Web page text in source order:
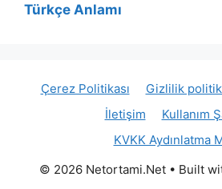
Türkçe Anlamı
Çerez Politikası Gizlilik
İletişim
Kullanım
KVKK Aydınlatma
© 2026 Netortami.Net• Built